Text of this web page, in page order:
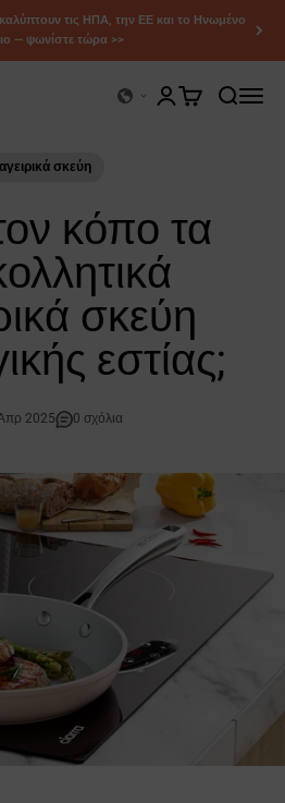
τις ΗΠΑ, την ΕΕ και το Ηνωμένο
— ψωνίστε τώρα >>
Άνοιγμα
Άνοιγμα σελίδας
Άνοιγμα
σκεύη
κόπο τα
σκεύη
εστίας;
2025 0 σχόλια